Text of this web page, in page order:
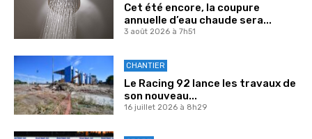
Cet été encore, la coupure
annuelle d’eau chaude sera...
3 août 2026 à 7h51
CHANTIER
Le Racing 92 lance les travaux de
son nouveau...
16 juillet 2026 à 8h29